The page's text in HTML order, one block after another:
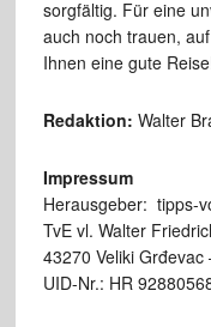
sorgfältig. Für eine
auch noch trauen,
Ihnen eine gute
Redaktion: Walter
Impressum
Herausgeber: tipps-
TvE vl. Walter
43270 Veliki
UID-Nr.: HR